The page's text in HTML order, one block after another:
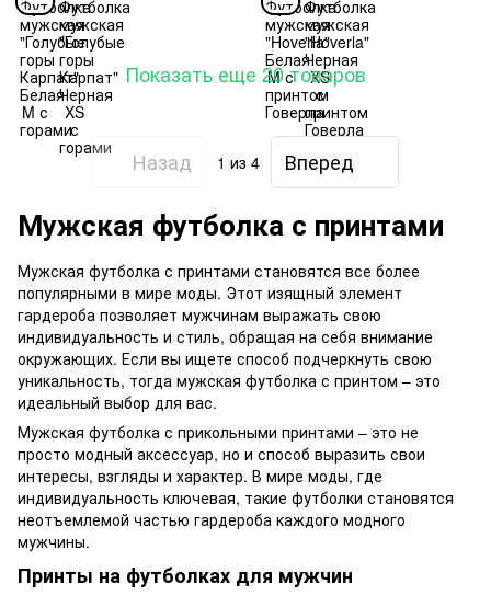
Показать еще 20 товаров
Назад 1 из 4 Вперед
Мужская футболка с принтами
Мужская футболка с принтами становятся все более
популярными в мире моды. Этот изящный элемент
гардероба позволяет мужчинам выражать свою
индивидуальность и стиль, обращая на себя внимание
окружающих. Если вы ищете способ подчеркнуть свою
уникальность, тогда мужская футболка с принтом – это
идеальный выбор для вас.
Мужская футболка с прикольными принтами – это не
просто модный аксессуар, но и способ выразить свои
интересы, взгляды и характер. В мире моды, где
индивидуальность ключевая, такие футболки становятся
неотъемлемой частью гардероба каждого модного
мужчины.
Принты на футболках для мужчин